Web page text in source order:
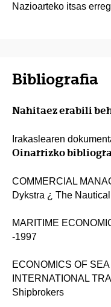
Nazioarteko itsas
Bibliografia
Nahitaez erabili
Irakaslearen
Oinarrizko
COMMERCIAL
Dykstra ¿ The
MARITIME
-1997
ECONOMICS OF
INTERNATIONAL
Shipbrokers